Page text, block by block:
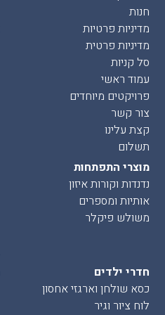
חנות
מדיניות פרטיות
מדיניות פרטית
סל קניות
עמוד ראשי
פרויקטים מיוחדים
צור קשר
קצת עלינו
תשלום
מוצרי התפתחות
נדנדות וקורות איזון
אותיות ומספרים
משולש פיקלר
חדרי ילדים
כסא שולחן וארגזי אחסון
לוח ציור וגיר